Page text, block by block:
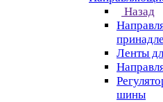
Назад
Ленты
шины